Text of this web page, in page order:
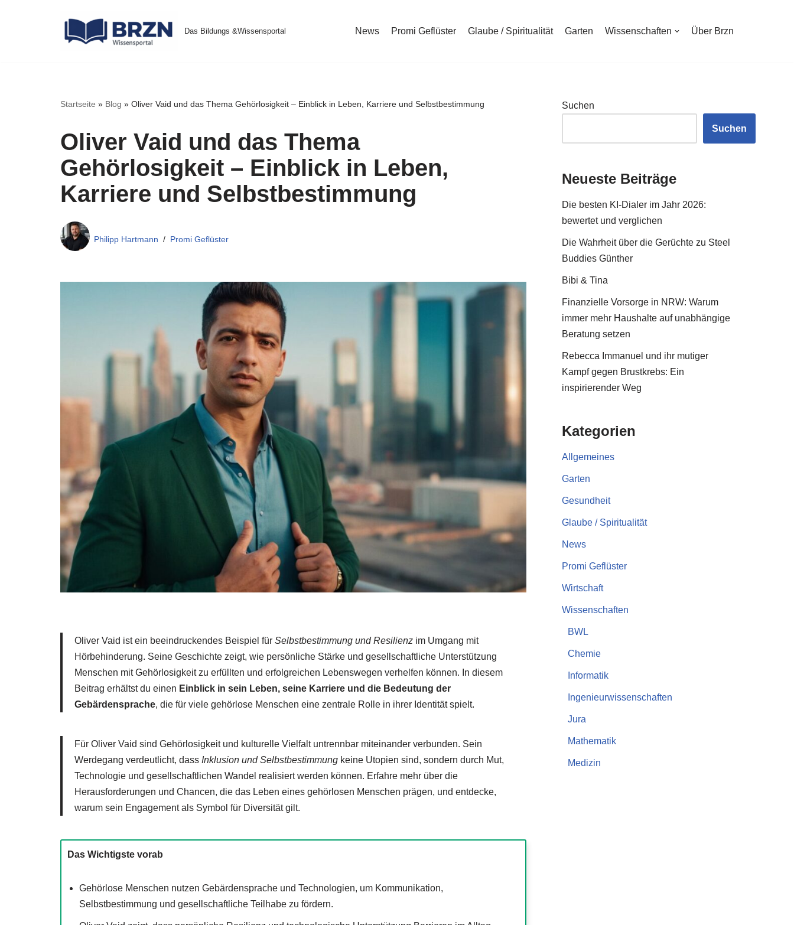
Das Bildungs &Wissensportal News Promi Geflüster Glaube / Spiritualität Garten Wissenschaften Über Brzn
Startseite » Blog » Oliver Vaid und das Thema Gehörlosigkeit – Einblick in Leben, Karriere und Selbstbestimmung
Oliver Vaid und das Thema
Gehörlosigkeit – Einblick in Leben,
Karriere und Selbstbestimmung
Philipp Hartmann Promi Geflüster
Oliver Vaid ist ein beeindruckendes Beispiel für Selbstbestimmung und Resilienz im Umgang mit
Hörbehinderung. Seine Geschichte zeigt, wie persönliche Stärke und gesellschaftliche Unterstützung
Menschen mit Gehörlosigkeit zu erfüllten und erfolgreichen Lebenswegen verhelfen können. In diesem
Beitrag erhältst du einen Einblick in sein Leben, seine Karriere und die Bedeutung der
Gebärdensprache, die für viele gehörlose Menschen eine zentrale Rolle in ihrer Identität spielt.
Für Oliver Vaid sind Gehörlosigkeit und kulturelle Vielfalt untrennbar miteinander verbunden. Sein
Werdegang verdeutlicht, dass Inklusion und Selbstbestimmung keine Utopien sind, sondern durch Mut,
Technologie und gesellschaftlichen Wandel realisiert werden können. Erfahre mehr über die
Herausforderungen und Chancen, die das Leben eines gehörlosen Menschen prägen, und entdecke,
warum sein Engagement als Symbol für Diversität gilt.
Das Wichtigste vorab
Gehörlose Menschen nutzen Gebärdensprache und Technologien, um Kommunikation,
Selbstbestimmung und gesellschaftliche Teilhabe zu fördern.
Suchen
Suchen
Neueste Beiträge
Die besten KI-Dialer im Jahr 2026:
bewertet und verglichen
Die Wahrheit über die Gerüchte zu Steel
Buddies Günther
Bibi & Tina
Finanzielle Vorsorge in NRW: Warum
immer mehr Haushalte auf unabhängige
Beratung setzen
Rebecca Immanuel und ihr mutiger
Kampf gegen Brustkrebs: Ein
inspirierender Weg
Kategorien
Allgemeines
Garten
Gesundheit
Glaube / Spiritualität
News
Promi Geflüster
Wirtschaft
Wissenschaften
BWL
Chemie
Informatik
Ingenieurwissenschaften
Jura
Mathematik
Medizin